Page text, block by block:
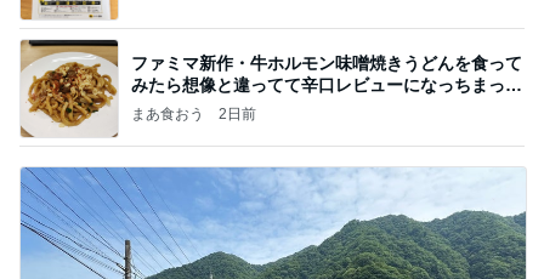
ファミマ新作・牛ホルモン味噌焼きうどんを食って
みたら想像と違ってて辛口レビューになっちまった
話
まあ食おう 2日前